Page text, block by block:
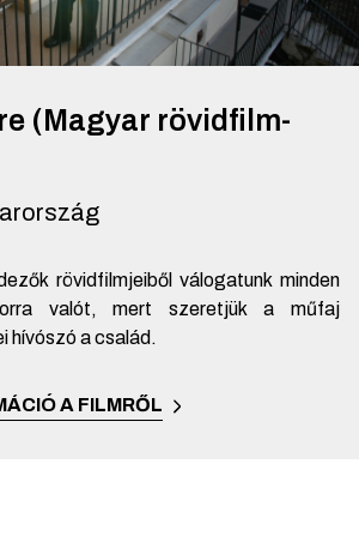
(Magyar rövidfilm-
rövidfilmjeiből válogatunk minden
valót, mert szeretjük a műfaj
hívószó a család.
A FILMRŐL